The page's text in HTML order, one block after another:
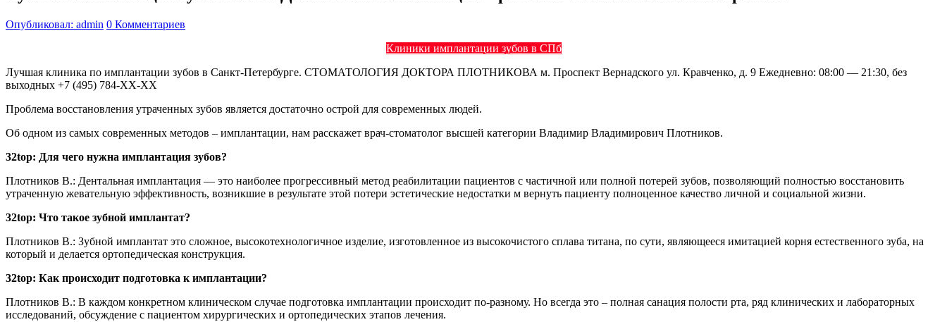
Опубликовал: admin 0 Комментариев
Клиники имплантации зубов в СПб
Лучшая клиника по имплантации зубов в Санкт-Петербурге. СТОМАТОЛОГИЯ ДОКТОРА ПЛОТНИКОВА м. Проспект Вернадского ул. Кравченко, д. 9 Ежедневно: 08:00 — 21:30, без
выходных +7 (495) 784-XX-XX
Проблема восстановления утраченных зубов является достаточно острой для современных людей.
Об одном из самых современных методов – имплантации, нам расскажет врач-стоматолог высшей категории Владимир Владимирович Плотников.
32top: Для чего нужна имплантация зубов?
Плотников В.: Дентальная имплантация — это наиболее прогрессивный метод реабилитации пациентов с частичной или полной потерей зубов, позволяющий полностью восстановить
утраченную жевательную эффективность, возникшие в результате этой потери эстетические недостатки м вернуть пациенту полноценное качество личной и социальной жизни.
32top: Что такое зубной имплантат?
Плотников В.: Зубной имплантат это сложное, высокотехнологичное изделие, изготовленное из высокочистого сплава титана, по сути, являющееся имитацией корня естественного зуба, на
который и делается ортопедическая конструкция.
32top: Как происходит подготовка к имплантации?
Плотников В.: В каждом конкретном клиническом случае подготовка имплантации происходит по-разному. Но всегда это – полная санация полости рта, ряд клинических и лабораторных
исследований, обсуждение с пациентом хирургических и ортопедических этапов лечения.